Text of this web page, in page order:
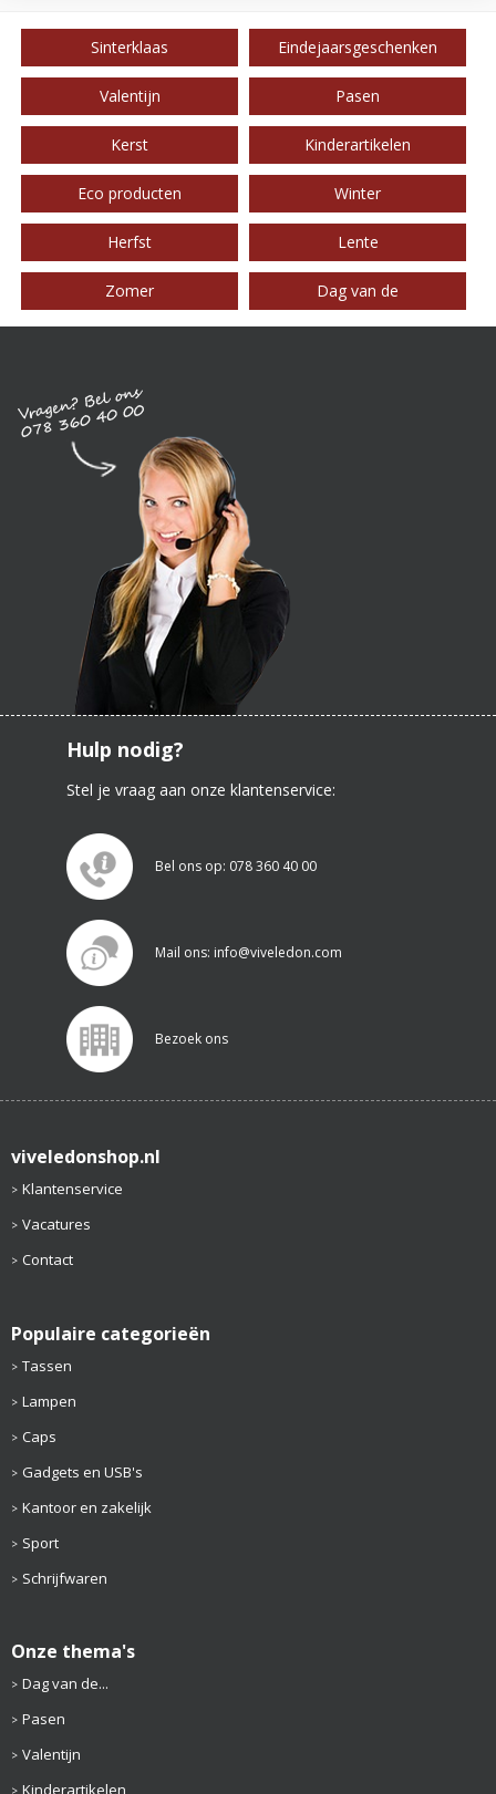
Sinterklaas Eindejaarsgeschenken
Valentijn Pasen
Kerst Kinderartikelen
Eco producten Winter
Herfst Lente
Zomer Dag van de
Hulp nodig?
Stel je vraag aan onze klantenservice:
Bel ons op: 078 360 40 00
Mail ons: info@viveledon.com
Bezoek ons
viveledonshop.nl
Klantenservice
Vacatures
Contact
Populaire categorieën
Tassen
Lampen
Caps
Gadgets en USB's
Kantoor en zakelijk
Sport
Schrijfwaren
Onze thema's
Dag van de...
Pasen
Valentijn
Kinderartikelen